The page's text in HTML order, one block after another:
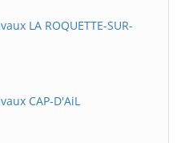
LA ROQUETTE-SUR-
CAP-D'AiL